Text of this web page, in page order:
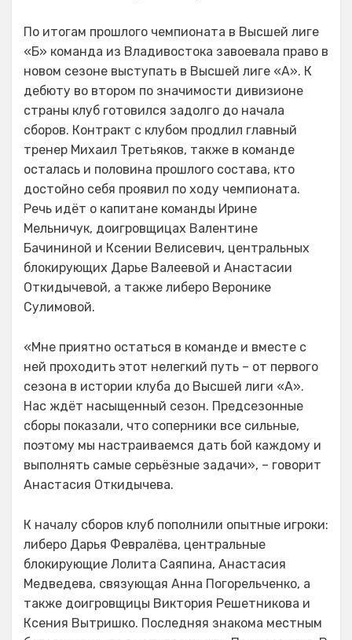
По итогам прошлого чемпионата в Высшей лиге
«Б» команда из Владивостока завоевала право в
новом сезоне выступать в Высшей лиге «А». К
дебюту во втором по значимости дивизионе
страны клуб готовился задолго до начала
сборов. Контракт с клубом продлил главный
тренер Михаил Третьяков, также в команде
осталась и половина прошлого состава, кто
достойно себя проявил по ходу чемпионата.
Речь идёт о капитане команды Ирине
Мельничук, доигровщицах Валентине
Бачининой и Ксении Велисевич, центральных
блокирующих Дарье Валеевой и Анастасии
Откидычевой, а также либеро Веронике
Сулимовой.
«Мне приятно остаться в команде и вместе с
ней проходить этот нелегкий путь – от первого
сезона в истории клуба до Высшей лиги «А».
Нас ждёт насыщенный сезон. Предсезонные
сборы показали, что соперники все сильные,
поэтому мы настраиваемся дать бой каждому и
выполнять самые серьёзные задачи», – говорит
Анастасия Откидычева.
К началу сборов клуб пополнили опытные игроки:
либеро Дарья Февралёва, центральные
блокирующие Лолита Саяпина, Анастасия
Медведева, связующая Анна Погорельченко, а
также доигровщицы Виктория Решетникова и
Ксения Вытришко. Последняя знакома местным